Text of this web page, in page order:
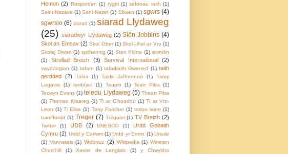
Hemon (2) Rosporden (1) rygbi (1) safonau iaith (1)
Saint-Nazaire (1) Sant-Nazer (1) Sbaen (1) sgwrs (4)
sgwrsio (6) siarad (1) siarad Llydaweg
(25) siaradwyr Llydaweg (2) Siôn Jobbins (4)
Skol an Emsav (2) Skol Ober (1) Skol-Uhel ar Vro (1)
Skolaj Diwan (1) spilhennig (1) Sten Kidna (1) stondin
(1)
Strollad Breizh (3) Survival International (2)
swyddogion (1) tafarn (1) tafodiaith Gwened (1) taith
gerdded
(2) Taldir (1) Taldir Jaffrennoù (1)
Tangi
Legavre
(1) tarddiad (1) Taupin (1) Teatr Piba (1)
Tecwyn Evans (1) teledu Llydaweg (5) Theatr Piba
(1) Thomas Kloareg (1) Ti ar C'hoadoù (1) Ti ar Vro-
Leon (1) Ti Elise (1) Tony Foricher (1) torlun leino (1)
tramffordd (1) Treger (7) Tréguier (1) TV Breizh (2)
Twitter (1) UDB (2) UNESCO (1)
Urdd Gobaith
Cymru (2) Urdd y Carlwm (1) Urdd yr Ermin (1) Ursule
(1) Vannetais (1) Webnoz (2) Wikipedia (1) Winston
Churchill
(1) Xavier de Langlais (1)
y Chwyldro